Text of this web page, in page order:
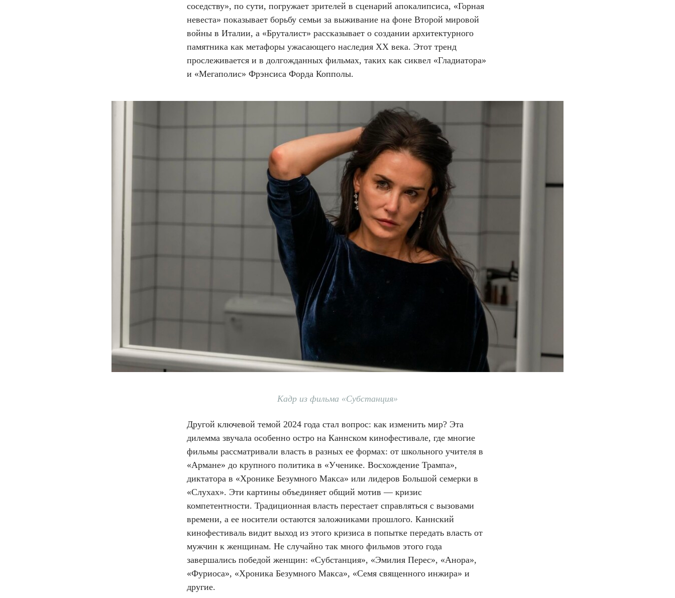
соседству», по сути, погружает зрителей в сценарий апокалипсиса, «Горная
невеста» показывает борьбу семьи за выживание на фоне Второй мировой
войны в Италии, а «Бруталист» рассказывает о создании архитектурного
памятника как метафоры ужасающего наследия XX века. Этот тренд
прослеживается и в долгожданных фильмах, таких как сиквел «Гладиатора»
и «Мегаполис» Фрэнсиса Форда Копполы.
Кадр из фильма «Субстанция»
Другой ключевой темой 2024 года стал вопрос: как изменить мир? Эта
дилемма звучала особенно остро на Каннском кинофестивале, где многие
фильмы рассматривали власть в разных ее формах: от школьного учителя в
«Армане» до крупного политика в «Ученике. Восхождение Трампа»,
диктатора в «Хронике Безумного Макса» или лидеров Большой семерки в
«Слухах». Эти картины объединяет общий мотив — кризис
компетентности. Традиционная власть перестает справляться с вызовами
времени, а ее носители остаются заложниками прошлого. Каннский
кинофестиваль видит выход из этого кризиса в попытке передать власть от
мужчин к женщинам. Не случайно так много фильмов этого года
завершались победой женщин: «Субстанция», «Эмилия Перес», «Анора»,
«Фуриоса», «Хроника Безумного Макса», «Семя священного инжира» и
другие.